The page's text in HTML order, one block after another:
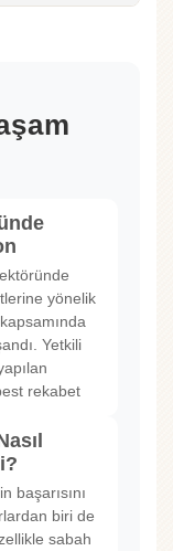
yönelik
Yetkili
rekabet
başarısını
biri de
sabah